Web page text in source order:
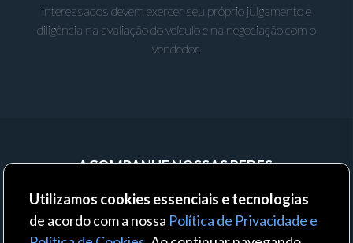
interessados devem exercer seu próprio julgamento e
diligência na avaliação do veículo e na negociação com o
vendedor.
ACOMPANHE NOSSAS REDES:
Utilizamos cookies essenciais e tecnologias
de acordo com a nossa Política de Privacidade e